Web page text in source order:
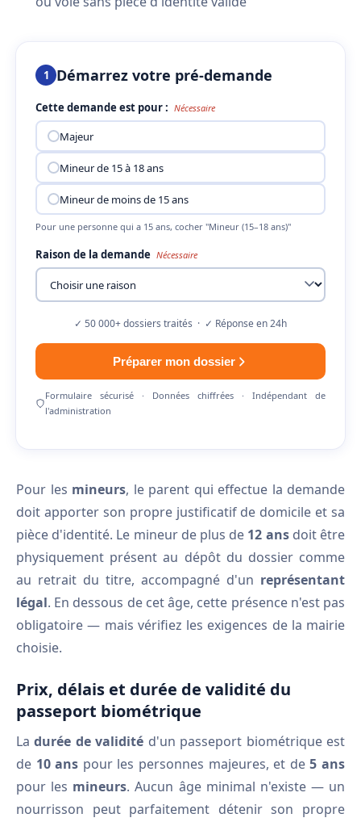
1 Démarrez votre pré-demande
Cette demande est pour : Nécessaire
Majeur
Mineur de 15 à 18 ans
Mineur de moins de 15 ans
Pour une personne qui a 15 ans, cocher "Mineur (15–18 ans)"
Raison de la demande Nécessaire
✓ 50 000+ dossiers traités · ✓ Réponse en 24h
Préparer mon dossier
Formulaire sécurisé · Données chiffrées · Indépendant de
l'administration
Pour les mineurs, le parent qui effectue la demande
doit apporter son propre justificatif de domicile et sa
pièce d'identité. Le mineur de plus de 12 ansdoit être
physiquement présent au dépôt du dossier comme
au retrait du titre, accompagné d'un représentant
légal. En dessous de cet âge, cette présence n'est pas
obligatoire — mais vérifiez les exigences de la mairie
choisie.
Prix, délais et durée de validité du
passeport biométrique
Ladurée de validité d'un passeport biométrique est
de 10 ans pour les personnes majeures, et de5 ans
pour les mineurs. Aucun âge minimal n'existe — un
nourrisson peut parfaitement détenir son propre